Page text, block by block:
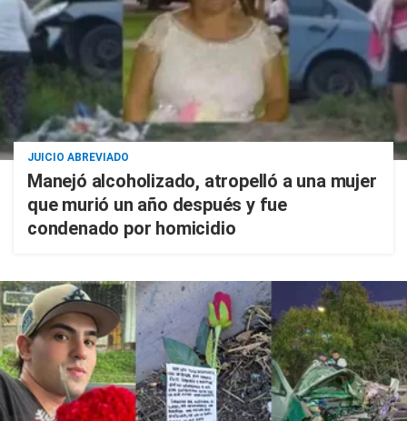
JUICIO ABREVIADO
Manejó alcoholizado, atropelló a una mujer
que murió un año después y fue
condenado por homicidio